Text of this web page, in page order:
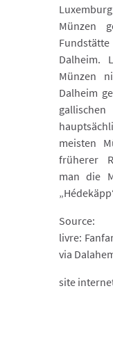
Münzen
Dalheim.
Münzen
Dalheim
meisten
früherer
man die
Source:
livre:
via
site